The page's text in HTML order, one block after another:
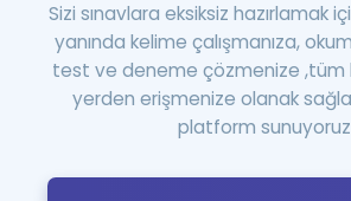
Sizi sınavlara eksiksiz hazırlamak
yanında kelime çalışmanıza,
test ve deneme çözmenize ,tüm
yerden erişmenize olanak
platform